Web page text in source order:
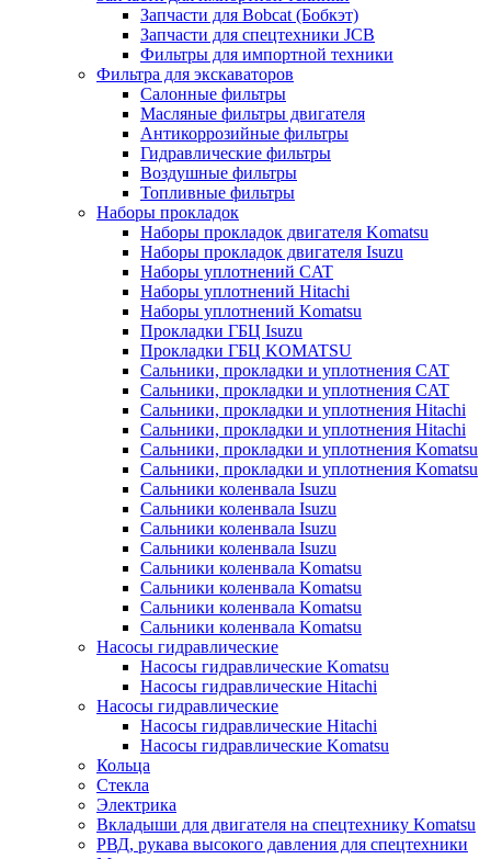
Запчасти для Bobcat (Бобкэт)
Запчасти для спецтехники JCB
Фильтры для импортной техники
Фильтра для экскаваторов
Салонные фильтры
Масляные фильтры двигателя
Антикоррозийные фильтры
Гидравлические фильтры
Воздушные фильтры
Топливные фильтры
Наборы прокладок
Наборы прокладок двигателя Komatsu
Наборы прокладок двигателя Isuzu
Наборы уплотнений CAT
Наборы уплотнений Hitachi
Наборы уплотнений Komatsu
Прокладки ГБЦ Isuzu
Прокладки ГБЦ KOMATSU
Сальники, прокладки и уплотнения CAT
Сальники, прокладки и уплотнения CAT
Сальники, прокладки и уплотнения Hitachi
Сальники, прокладки и уплотнения Hitachi
Сальники, прокладки и уплотнения Komatsu
Сальники, прокладки и уплотнения Komatsu
Сальники коленвала Isuzu
Сальники коленвала Isuzu
Сальники коленвала Isuzu
Сальники коленвала Isuzu
Сальники коленвала Komatsu
Сальники коленвала Komatsu
Сальники коленвала Komatsu
Сальники коленвала Komatsu
Насосы гидравлические
Насосы гидравлические Komatsu
Насосы гидравлические Hitachi
Насосы гидравлические
Насосы гидравлические Hitachi
Насосы гидравлические Komatsu
Кольца
Стекла
Электрика
Вкладыши для двигателя на спецтехнику Komatsu
РВД, рукава высокого давления для спецтехники